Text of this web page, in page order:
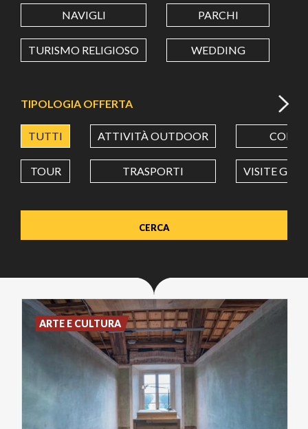
LONGITUDINE
Value in decimal degrees. Use dot (.) as decimal separator.
NAVIGLI PARCHI
TURISMO RELIGIOSO WEDDING
TIPOLOGIA OFFERTA
TUTTI ATTIVITÀ OUTDOOR CORSI
TOUR TRASPORTI VISITE
ARTE E CULTURA